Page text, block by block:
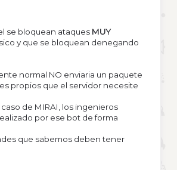
se bloquean ataques MUY
y que se bloquean denegando
normal NO enviaria un paquete
propios que el servidor necesite
de MIRAI, los ingenieros
por ese bot de forma
que sabemos deben tener